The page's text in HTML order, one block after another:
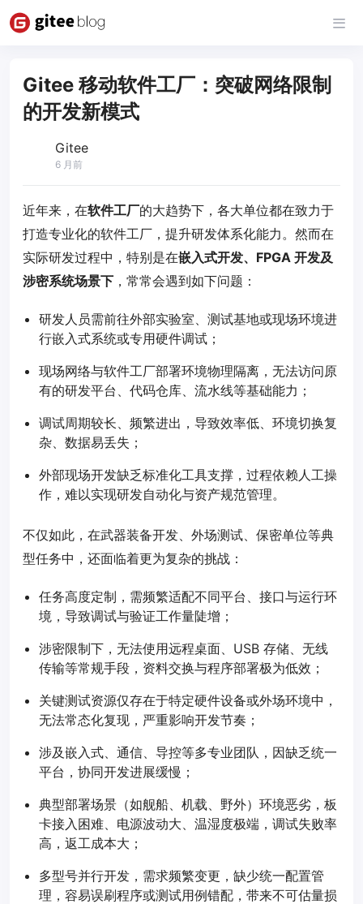
Gitee 移动软件工厂：突破网络限制
的开发新模式
Gitee
6 月前
近年来，在软件工厂的大趋势下，各大单位都在致力于
打造专业化的软件工厂，提升研发体系化能力。然而在
实际研发过程中，特别是在嵌入式开发、FPGA 开发及
涉密系统场景下 ，常常会遇到如下问题：
研发人员需前往外部实验室、测试基地或现场环境进
行嵌入式系统或专用硬件调试；
现场网络与软件工厂部署环境物理隔离，无法访问原
有的研发平台、代码仓库、流水线等基础能力；
调试周期较长、频繁进出，导致效率低、环境切换复
杂、数据易丢失；
外部现场开发缺乏标准化工具支撑，过程依赖人工操
作，难以实现研发自动化与资产规范管理。
不仅如此，在武器装备开发、外场测试、保密单位等典
型任务中，还面临着更为复杂的挑战：
任务高度定制，需频繁适配不同平台、接口与运行环
境，导致调试与验证工作量陡增；
涉密限制下，无法使用远程桌面、USB 存储、无线
传输等常规手段，资料交换与程序部署极为低效；
关键测试资源仅存在于特定硬件设备或外场环境中，
无法常态化复现，严重影响开发节奏；
涉及嵌入式、通信、导控等多专业团队，因缺乏统一
平台，协同开发进展缓慢；
典型部署场景（如舰船、机载、野外）环境恶劣，板
卡接入困难、电源波动大、温湿度极端，调试失败率
高，返工成本大；
多型号并行开发，需求频繁变更，缺少统一配置管
理，容易误刷程序或测试用例错配，带来不可估量损